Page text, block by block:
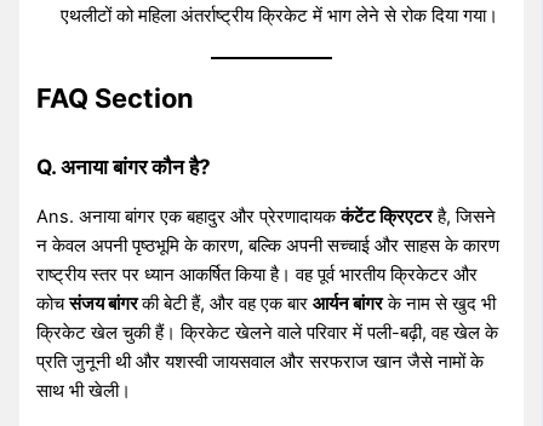
एथलीटों को महिला अंतर्राष्ट्रीय क्रिकेट में भाग लेने से रोक दिया गया।
FAQ Section
Q. अनाया बांगर कौन है?
Ans. अनाया बांगर एक बहादुर और प्रेरणादायककंटेंट क्रिएटरहै, जिसने
न केवल अपनी पृष्ठभूमि के कारण, बल्कि अपनी सच्चाई और साहस के कारण
राष्ट्रीय स्तर पर ध्यान आकर्षित किया है। वह पूर्व भारतीय क्रिकेटर और
कोचसंजय बांगरकी बेटी हैं, और वह एक बारआर्यन बांगरके नाम से खुद भी
क्रिकेट खेल चुकी हैं। क्रिकेट खेलने वाले परिवार में पली-बढ़ी, वह खेल के
प्रति जुनूनी थी और यशस्वी जायसवाल और सरफराज खान जैसे नामों के
साथ भी खेली।